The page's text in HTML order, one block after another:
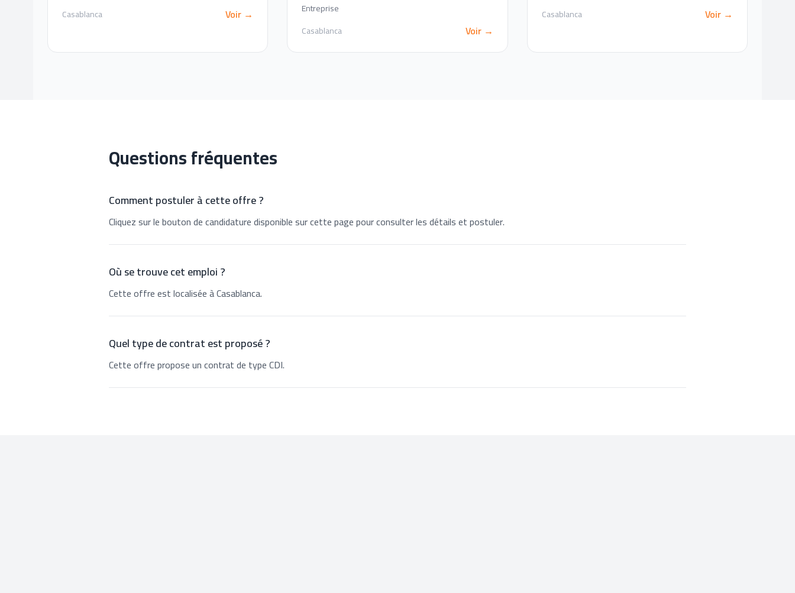
Casablanca
Voir →
Entreprise
Casablanca
Voir →
Casablanca
Voir →
Questions fréquentes
Comment postuler à cette offre ?
Cliquez sur le bouton de candidature disponible sur cette page pour consulter les détails et postuler.
Où se trouve cet emploi ?
Cette offre est localisée à Casablanca.
Quel type de contrat est proposé ?
Cette offre propose un contrat de type CDI.